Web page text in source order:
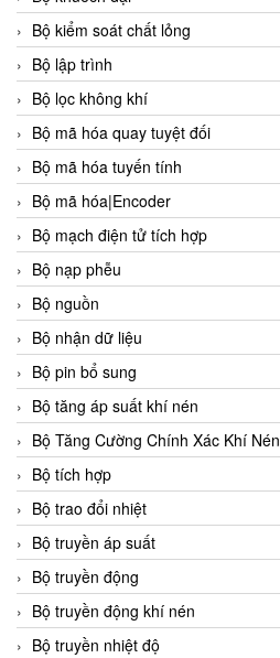
Bộ kiểm soát chất lỏng
Bộ lập trình
Bộ lọc không khí
Bộ mã hóa quay tuyệt đối
Bộ mã hóa tuyến tính
Bộ mã hóa|Encoder
Bộ mạch điện tử tích hợp
Bộ nạp phễu
Bộ nguồn
Bộ nhận dữ liệu
Bộ pin bổ sung
Bộ tăng áp suất khí nén
Bộ Tăng Cường Chính Xác Khí Nén
Bộ tích hợp
Bộ trao đổi nhiệt
Bộ truyền áp suất
Bộ truyền động
Bộ truyền động khí nén
Bộ truyền nhiệt độ